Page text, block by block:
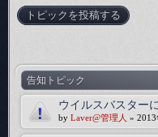
トピックを投稿する
告知トピック
ウイルスバスター
by Laver@管理人 »